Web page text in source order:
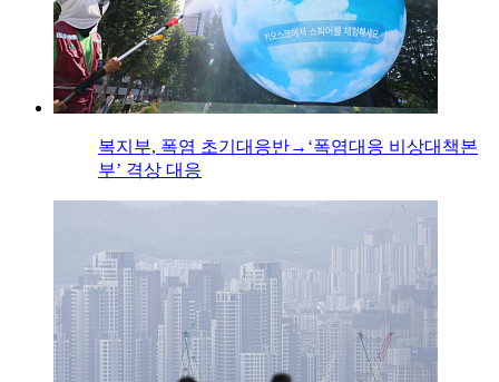
복지부, 폭염 초기대응반→‘폭염대응 비상대책본
부’ 격상 대응